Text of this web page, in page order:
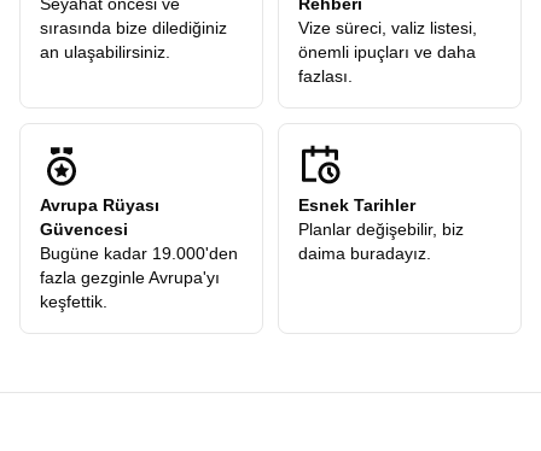
sırasında bize dilediğiniz
an ulaşabilirsiniz.
Vize süreci, valiz listesi,
önemli ipuçları ve daha
fazlası.
Avrupa Rüyası
Güvencesi
Bugüne kadar 19.000'den
fazla gezginle Avrupa'yı
keşfettik.
Esnek Tarihler
Planlar değişebilir, biz
daima buradayız.